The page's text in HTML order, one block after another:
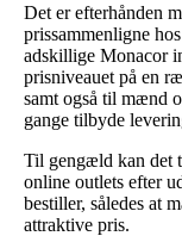
Det er efterhånden
prissammenligne
adskillige Monacor
prisniveauet på en
samt også til mænd
gange tilbyde
Til gengæld kan det
online outlets efter
bestiller, således at
attraktive pris.